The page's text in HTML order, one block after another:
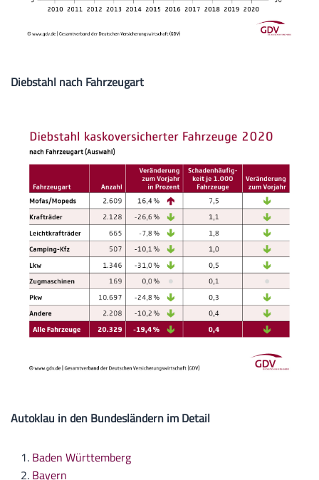
Diebstahl nach Fahrzeugart
Autoklau in den Bundesländern im Detail
Baden Württemberg
Bayern